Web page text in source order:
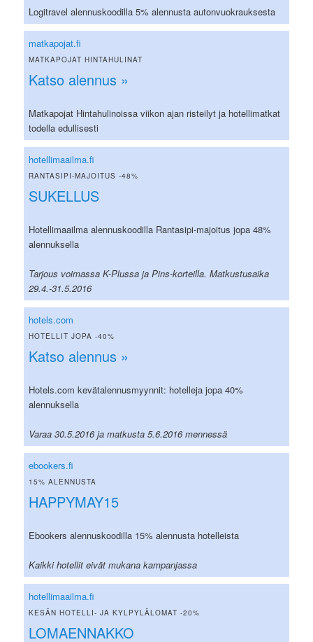
Logitravel alennuskoodilla 5% alennusta autonvuokrauksesta
matkapojat.fi
MATKAPOJAT HINTAHULINAT
Katso alennus »
Matkapojat Hintahulinoissa viikon ajan risteilyt ja hotellimatkat
todella edullisesti
hotellimaailma.fi
RANTASIPI-MAJOITUS -48%
SUKELLUS
Hotellimaailma alennuskoodilla Rantasipi-majoitus jopa 48%
alennuksella
Tarjous voimassa K-Plussa ja Pins-korteilla. Matkustusaika
29.4.-31.5.2016
hotels.com
HOTELLIT JOPA -40%
Katso alennus »
Hotels.com kevätalennusmyynnit: hotelleja jopa 40%
alennuksella
Varaa 30.5.2016 ja matkusta 5.6.2016 mennessä
ebookers.fi
15% ALENNUSTA
HAPPYMAY15
Ebookers alennuskoodilla 15% alennusta hotelleista
Kaikki hotellit eivät mukana kampanjassa
hotellimaailma.fi
KESÄN HOTELLI- JA KYLPYLÄLOMAT -20%
LOMAENNAKKO